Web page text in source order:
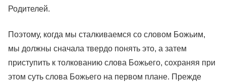
Родителей.
Поэтому, когда мы сталкиваемся со словом Божьим,
мы должны сначала твердо понять это, а затем
приступить к толкованию слова Божьего, сохраняя при
этом суть слова Божьего на первом плане. Прежде